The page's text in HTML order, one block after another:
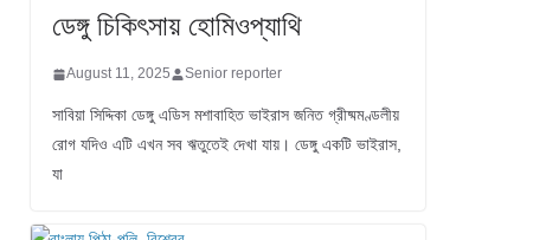
ডেঙ্গু চিকিৎসায় হোমিওপ্যাথি
August 11, 2025 Senior reporter
সাবিয়া সিদ্দিকা ডেঙ্গু এডিস মশাবাহিত ভাইরাস জনিত গ্রীষ্মমণ্ডলীয়
রোগ যদিও এটি এখন সব ঋতুতেই দেখা যায়। ডেঙ্গু একটি ভাইরাস,
যা